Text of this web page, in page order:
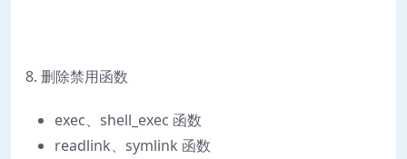
8. 删除禁用函数
exec、shell_exec 函数
readlink、symlink 函数